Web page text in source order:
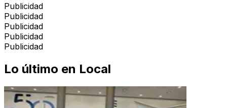
Publicidad
Publicidad
Publicidad
Publicidad
Publicidad
Lo último en Local